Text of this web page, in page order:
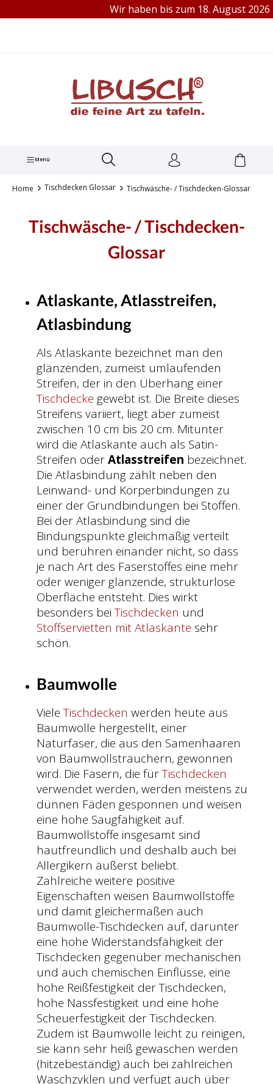
TEL.: +49 (0) 251 60656913
Wir haben bis zum 18. August 2026
Menü
Home Tischdecken Glossar Tischwäsche- / Tischdecken-Glossar
Tischwäsche- / Tischdecken-
Glossar
Atlaskante, Atlasstreifen,
Atlasbindung
Als Atlaskante bezeichnet man den
glänzenden, zumeist umlaufenden
Streifen, der in den Überhang einer
Tischdecke gewebt ist. Die Breite dieses
Streifens variiert, liegt aber zumeist
zwischen 10 cm bis 20 cm. Mitunter
wird die Atlaskante auch als Satin-
Streifen oderAtlasstreifen bezeichnet.
Die Atlasbindung zählt neben den
Leinwand- und Körperbindungen zu
einer der Grundbindungen bei Stoffen.
Bei der Atlasbindung sind die
Bindungspunkte gleichmäßig verteilt
und berühren einander nicht, so dass
je nach Art des Faserstoffes eine mehr
oder weniger glänzende, strukturlose
Oberfläche entsteht. Dies wirkt
besonders beiTischdecken und
Stoffservietten mit Atlaskante sehr
schön.
Baumwolle
VieleTischdecken werden heute aus
Baumwolle hergestellt, einer
Naturfaser, die aus den Samenhaaren
von Baumwollsträuchern, gewonnen
wird. Die Fasern, die fürTischdecken
verwendet werden, werden meistens zu
dünnen Fäden gesponnen und weisen
eine hohe Saugfähigkeit auf.
Baumwollstoffe insgesamt sind
hautfreundlich und deshalb auch bei
Allergikern äußerst beliebt.
Zahlreiche weitere positive
Eigenschaften weisen Baumwollstoffe
und damit gleichermaßen auch
Baumwolle-Tischdecken auf, darunter
eine hohe Widerstandsfähigkeit der
Tischdecken gegenüber mechanischen
und auch chemischen Einflüsse, eine
hohe Reißfestigkeit der Tischdecken,
hohe Nassfestigkeit und eine hohe
Scheuerfestigkeit der Tischdecken.
Zudem ist Baumwolle leicht zu reinigen,
sie kann sehr heiß gewaschen werden
(hitzebeständig) auch bei zahlreichen
Waschzyklen und verfügt auch über